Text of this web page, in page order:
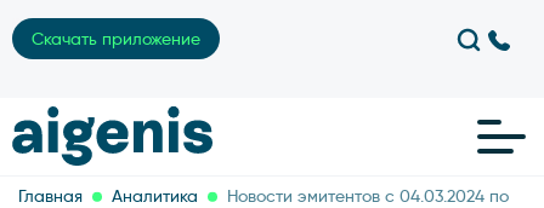
Скачать приложение
Главная Аналитика
Новости эмитентов с 04.03.2024 по